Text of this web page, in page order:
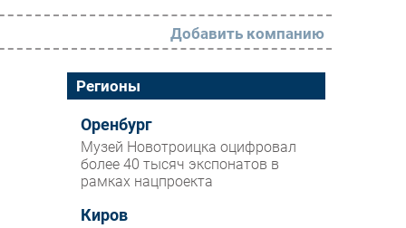
РАЗДЕЛЫ
Новости
Аналитика
Интервью
Мероприятия
Добавить компанию
Регионы
Оренбург
Музей Новотроицка оцифровал
более 40 тысяч экспонатов в
рамках нацпроекта
Киров